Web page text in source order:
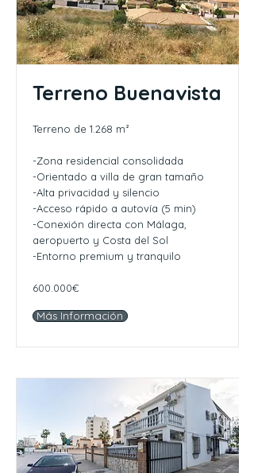
Terreno Buenavista
Terreno de 1.268 m²
-Zona residencial consolidada
-Orientado a villa de gran tamaño
-Alta privacidad y silencio
-Acceso rápido a autovía (5 min)
-Conexión directa con Málaga,
aeropuerto y Costa del Sol
-Entorno premium y tranquilo
600.000€
Más Información